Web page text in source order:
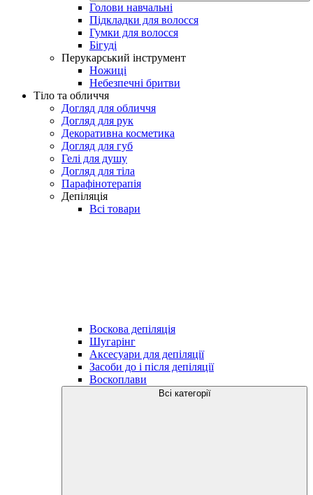
Голови навчальні
Підкладки для волосся
Гумки для волосся
Бігуді
Перукарський інструмент
Ножиці
Небезпечні бритви
Тіло та обличчя
Догляд для обличчя
Догляд для рук
Декоративна косметика
Догляд для губ
Гелі для душу
Догляд для тіла
Парафінотерапія
Депіляція
Всі товари
Воскова депіляція
Шугарінг
Аксесуари для депіляції
Засоби до і після депіляції
Воскоплави
Всі категорії